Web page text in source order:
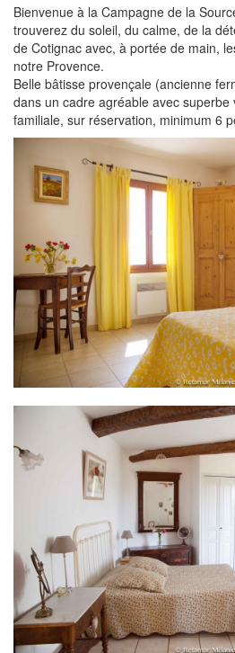
Bienvenue à la Campagne de la
trouverez du soleil, du calme, de la
de Cotignac avec, à portée de main,
notre Provence.
Belle bâtisse provençale (ancienne
dans un cadre agréable avec superbe
familiale, sur réservation, minimum 6